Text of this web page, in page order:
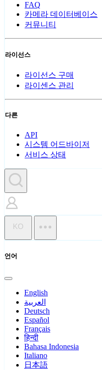
FAQ
카메라 데이터베이스
커뮤니티
라이선스
라이선스 구매
라이센스 관리
다른
API
시스템 어드바이저
서비스 상태
KO
언어
English
العربية
Deutsch
Español
Français
हिन्दी
Bahasa Indonesia
Italiano
日本語